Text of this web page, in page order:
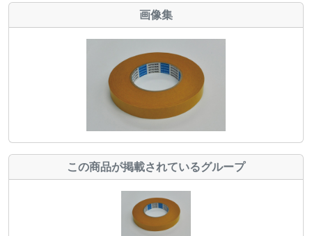
画像集
この商品が掲載されているグループ